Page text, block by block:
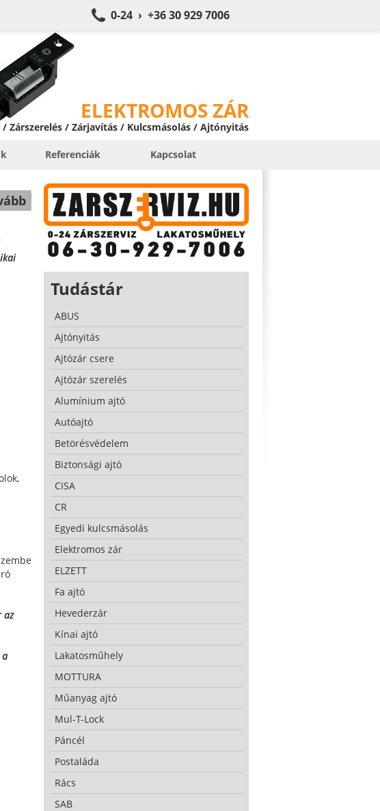
0-24 › +36 30 929 7006
ELEKTROMOS ZÁR
/ Zárszerelés / Zárjavítás / Kulcsmásolás / Ajtónyitás
Referenciák Kapcsolat
az
a
Tudástár
ABUS
Ajtónyitás
Ajtózár csere
Ajtózár szerelés
Alumínium ajtó
Autóajtó
Betörésvédelem
Biztonsági ajtó
CISA
CR
Egyedi kulcsmásolás
Elektromos zár
ELZETT
Fa ajtó
Hevederzár
Kínai ajtó
Lakatosműhely
MOTTURA
Műanyag ajtó
Mul-T-Lock
Páncél
Postaláda
Rács
SAB